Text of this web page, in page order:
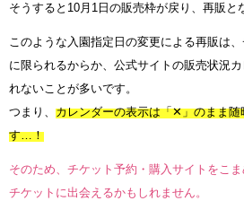
そうすると10月1日の販売枠が戻り、再販と
このような入園指定日の変更による再販は
に限られるからか、公式サイトの販売状況
れないことが多いです。
つまり、 カレンダーの表示は「✕」のまま
す…！
そのため、チケット予約・購入サイトをこ
チケットに出会えるかもしれません。